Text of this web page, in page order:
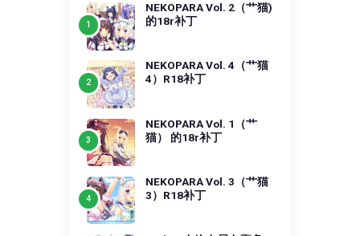
NEKOPARA Vol. 2（艹猫)
的18r补丁
NEKOPARA Vol. 4（艹猫
4）R18补丁
NEKOPARA Vol. 1（艹
猫） 的18r补丁
NEKOPARA Vol. 3（艹猫
3）R18补丁